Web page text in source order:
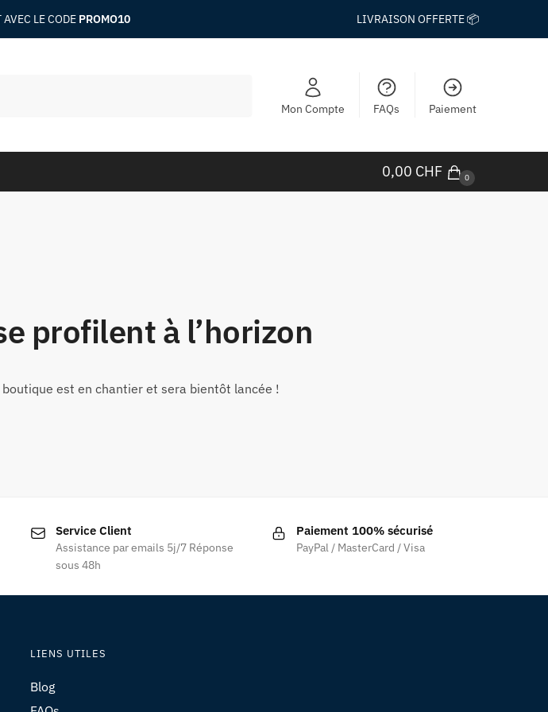
LE CODE PROMO10 LIVRAISON OFFERTE 📦
Mon Compte FAQs Paiement
0,00 CHF 0
profilent à l’horizon
est en chantier et sera bientôt lancée !
Service Client
Assistance par emails 5j/7 Réponse
sous 48h
Paiement 100% sécurisé
PayPal / MasterCard / Visa
LIENS UTILES
Blog